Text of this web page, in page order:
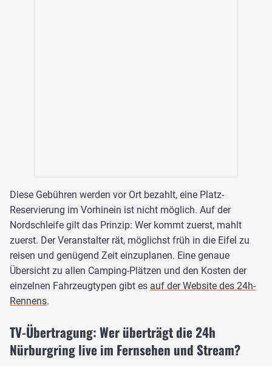
Diese Gebühren werden vor Ort bezahlt, eine Platz-
Reservierung im Vorhinein ist nicht möglich. Auf der
Nordschleife gilt das Prinzip: Wer kommt zuerst, mahlt
zuerst. Der Veranstalter rät, möglichst früh in die Eifel zu
reisen und genügend Zeit einzuplanen. Eine genaue
Übersicht zu allen Camping-Plätzen und den Kosten der
einzelnen Fahrzeugtypen gibt es auf der Website des 24h-
Rennens.
TV-Übertragung: Wer überträgt die 24h
Nürburgring live im Fernsehen und Stream?